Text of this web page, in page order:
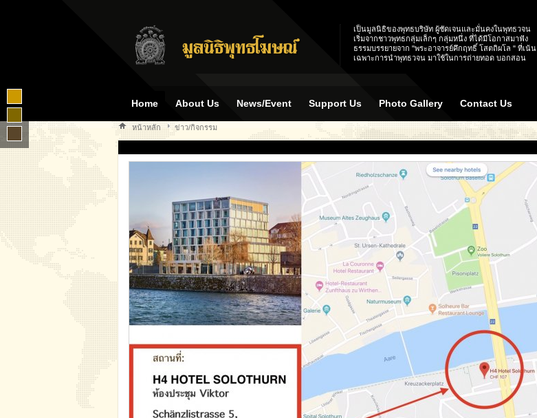
เป็นมูลนิธิของพุทธบริษัท ผู้ชัดเจนและมั่นคงในพุทธวจน
เริ่มจากชาวพุทธกลุ่มเล็กๆ กลุ่มหนึ่ง ที่ได้มีโอกาสมาฟัง
ธรรมบรรยายจาก "พระอาจารย์คึกฤทธิ์ โสตถิผโล " ที่เน้น
เฉพาะการนำพุทธวจน มาใช้ในการถ่ายทอด บอกสอน
Home About Us News/Event Support Us Photo Gallery Contact Us
หน้าหลัก ข่าว/กิจกรรม